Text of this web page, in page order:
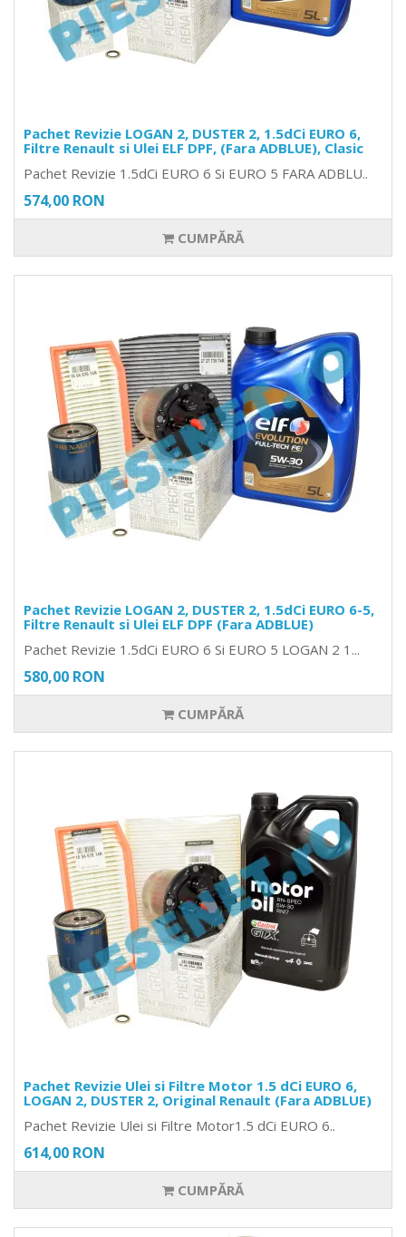
Pachet Revizie LOGAN 2, DUSTER 2, 1.5dCi EURO 6,
Filtre Renault si Ulei ELF DPF, (Fara ADBLUE), Clasic
Pachet Revizie 1.5dCi EURO 6 Si EURO 5 FARA ADBLU..
574,00 RON
CUMPĂRĂ
Pachet Revizie LOGAN 2, DUSTER 2, 1.5dCi EURO 6-5,
Filtre Renault si Ulei ELF DPF (Fara ADBLUE)
Pachet Revizie 1.5dCi EURO 6 Si EURO 5 LOGAN 2 1...
580,00 RON
CUMPĂRĂ
Pachet Revizie Ulei si Filtre Motor 1.5 dCi EURO 6,
LOGAN 2, DUSTER 2, Original Renault (Fara ADBLUE)
Pachet Revizie Ulei si Filtre Motor1.5 dCi EURO 6..
614,00 RON
CUMPĂRĂ